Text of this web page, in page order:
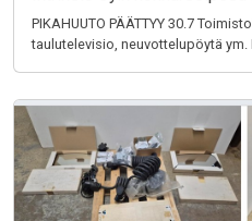
PIKAHUUTO PÄÄTTYY 30.7
taulutelevisio, neuvottelupöytä ym.